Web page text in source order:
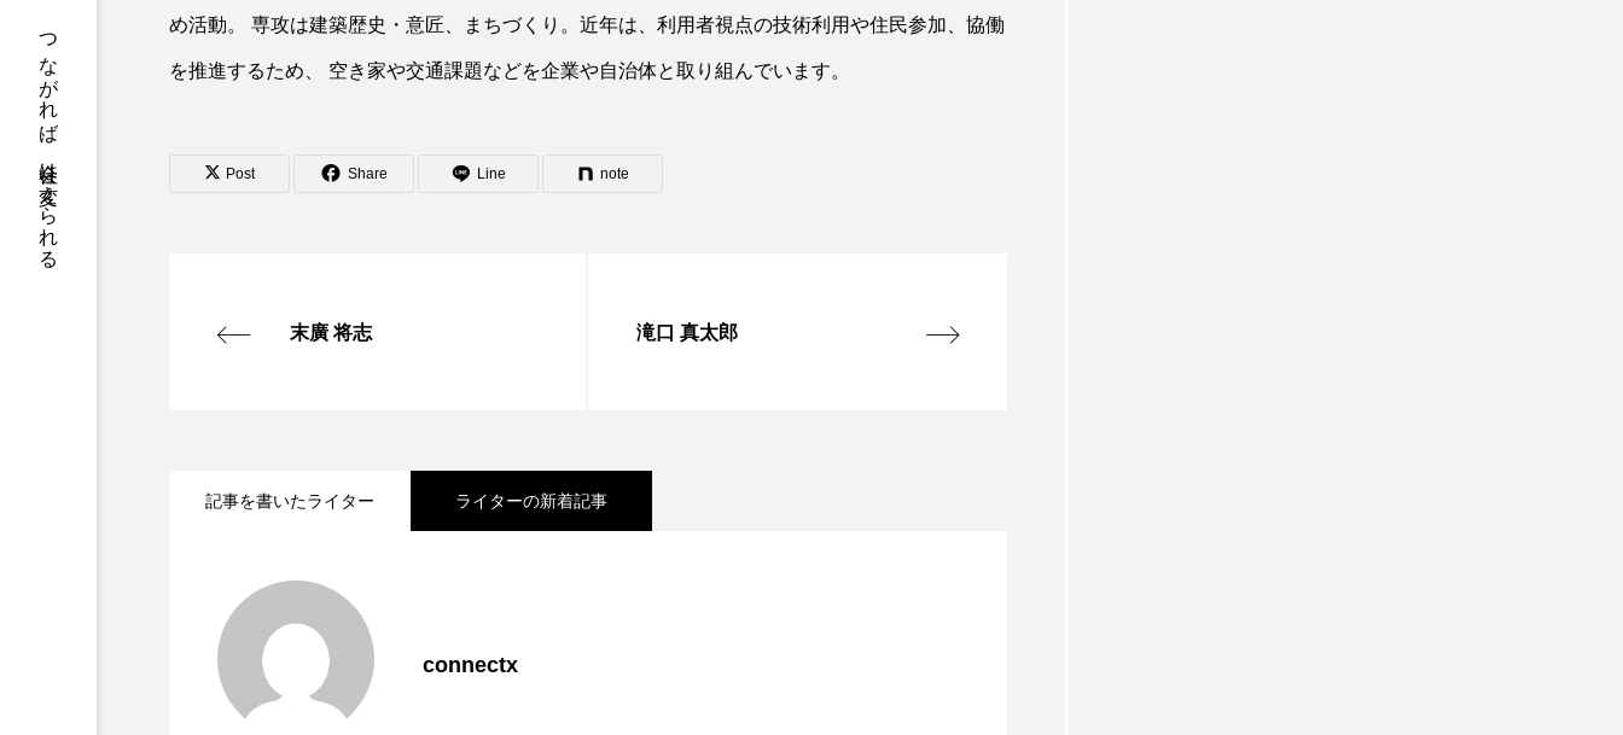
つながれば、社会は変えられる め活動。 専攻は建築歴史・意匠、まちづくり。近年は、利用者視点の技術利用や住民参加、協働
を推進するため、 空き家や交通課題などを企業や自治体と取り組んでいます。
Post Share Line note
末廣 将志 滝口 真太郎
記事を書いたライター ライターの新着記事
connectx
2024.09.19
業・カクイチの思いが社会に届くまで
2024.05.07 多種多様な人々が「調和」するには？ 資生堂“ fibona”が叶える、豊かな共創の